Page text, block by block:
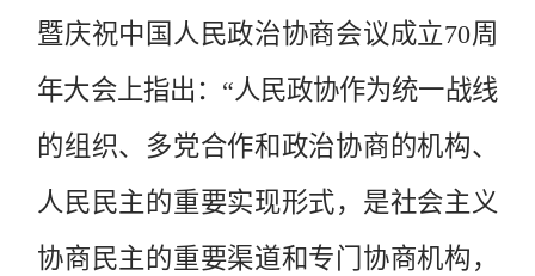
暨庆祝中国人民政治协商会议成立70周
年大会上指出：“人民政协作为统一战线
的组织、多党合作和政治协商的机构、
人民民主的重要实现形式，是社会主义
协商民主的重要渠道和专门协商机构，